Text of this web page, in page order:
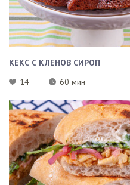
КЕКС С КЛЕНОВ СИРОП
14
60 мин